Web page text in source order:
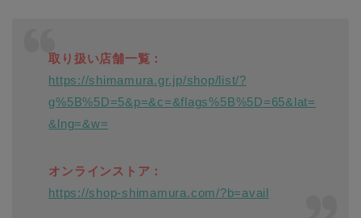
取り扱い店舗一覧：
https://shimamura.gr.jp/shop/list/?
g%5B%5D=5&p=&c=&flags%5B%5D=65&lat=
&lng=&w=
オンラインストア：
https://shop-shimamura.com/?b=avail